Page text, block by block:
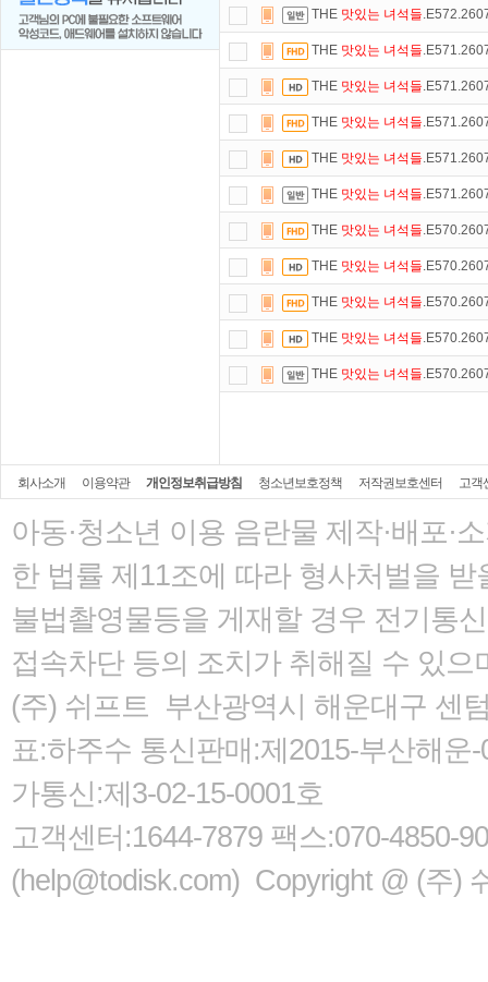
THE 맛있는 녀석들
THE 맛있는 녀석들
THE 맛있는 녀석들
THE 맛있는 녀석들
THE 맛있는 녀석들
THE 맛있는 녀석들
THE 맛있는 녀석들
THE 맛있는 녀석들
THE 맛있는 녀석들
THE 맛있는 녀석들
THE 맛있는 녀석들
회사소개 이용약관 개인정보취급방침 청소년보호정책 저작권보호센터 고객
아동·청소년 이용 음란물 제작·배포·
한 법률 제11조에 따라 형사처벌을 받
불법촬영물등을 게재할 경우 전기통
접속차단 등의 조치가 취해질 수 있으
(주) 쉬프트 부산광역시 해운대구 센
표:하주수 통신판매:제2015-부산해
가통신:제3-02-15-0001호
고객센터:1644-7879 팩스:070-4850-
(help@todisk.com) Copyright @ (주)